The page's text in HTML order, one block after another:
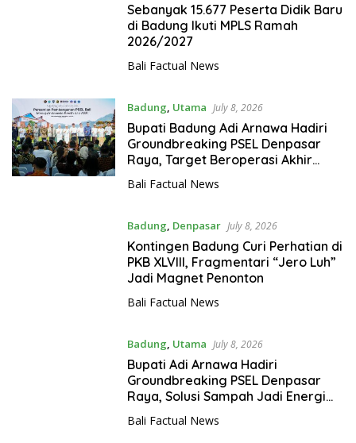
Sebanyak 15.677 Peserta Didik Baru
di Badung Ikuti MPLS Ramah
2026/2027
Bali Factual News
Badung Utama July 8, 2026
Bupati Badung Adi Arnawa Hadiri
Groundbreaking PSEL Denpasar
Raya, Target Beroperasi Akhir
Bali Factual News
Badung Denpasar July 8, 2026
Kontingen Badung Curi Perhatian di
PKB XLVIII, Fragmentari “Jero Luh”
Jadi Magnet Penonton
Bali Factual News
Badung Utama July 8, 2026
Bupati Adi Arnawa Hadiri
Groundbreaking PSEL Denpasar
Raya, Solusi Sampah Jadi Energi
Bali Factual News